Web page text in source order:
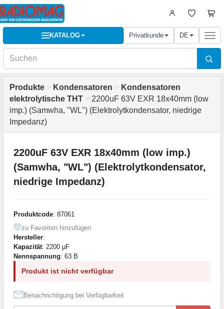
KATALOG Privatkunde DE
Produkte > Kondensatoren > Kondensatoren
elektrolytische THT > 2200uF 63V EXR 18x40mm (low
imp.) (Samwha, "WL") (Elektrolytkondensator, niedrige
Impedanz)
2200uF 63V EXR 18x40mm (low imp.)
(Samwha, "WL") (Elektrolytkondensator,
niedrige Impedanz)
Produktcode: 87061
zu Favoriten hinzufügen
Hersteller:
Kapazität: 2200 µF
Nennspannung: 63 В
Produkt ist nicht verfügbar
Benachrichtigung bei Verfügbarkeit